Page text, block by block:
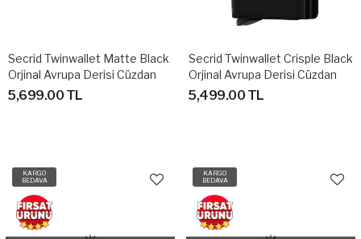
Secrid Twinwallet Matte Black
Orjinal Avrupa Derisi Cüzdan
5,699.00 TL
Secrid Twinwallet Crisple Black
Orjinal Avrupa Derisi Cüzdan
5,499.00 TL
KARGO
BEDAVA
KARGO
BEDAVA